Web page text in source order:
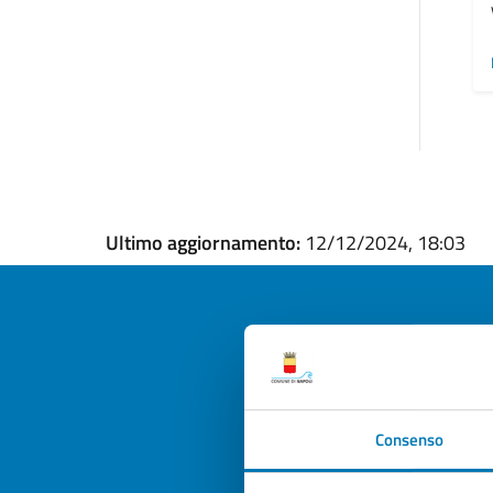
Consenso
Ultimo aggiornamento: 12/12/2024, 18:03
Valuta